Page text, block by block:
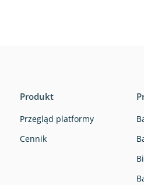
Produkt
Przegląd platformy
Cennik